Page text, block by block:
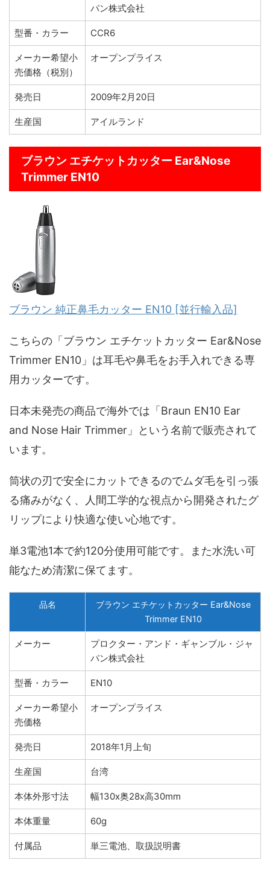
パン株式会社
型番・カラー CCR6
メーカー希望小
売価格（税別）
オープンプライス
発売日 2009年2月20日
生産国 アイルランド
ブラウン エチケットカッター Ear&Nose
Trimmer EN10
ブラウン 純正鼻毛カッター EN10 [並行輸入品]
こちらの「ブラウン エチケットカッター Ear&Nose
Trimmer EN10」は耳毛や鼻毛をお手入れできる専
用カッターです。
日本未発売の商品で海外では「Braun EN10 Ear
and Nose Hair Trimmer」という名前で販売されて
います。
筒状の刃で安全にカットできるのでムダ毛を引っ張
る痛みがなく、人間工学的な視点から開発されたグ
リップにより快適な使い心地です。
単3電池1本で約120分使用可能です。また水洗い可
能なため清潔に保てます。
品名
ブラウン エチケットカッター Ear&Nose
Trimmer EN10
メーカー
プロクター・アンド・ギャンブル・ジャ
パン株式会社
型番・カラー EN10
メーカー希望小
売価格
オープンプライス
発売日 2018年1月上旬
生産国 台湾
本体外形寸法 幅130x奥28x高30mm
本体重量 60g
付属品 単三電池、取扱説明書